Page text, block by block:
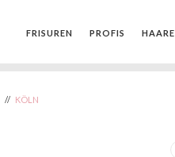
FRISUREN PROFIS HAARE
// KÖLN